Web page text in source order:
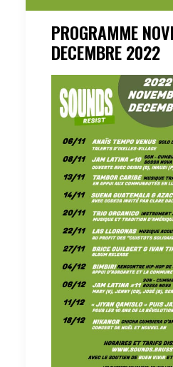
PROGRAMME
DECEMBRE 2022